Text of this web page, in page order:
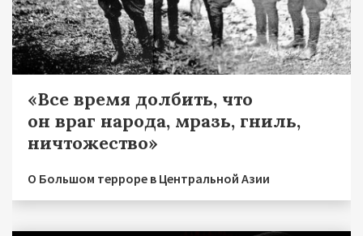
«Все время долбить, что
он враг народа, мразь, гниль,
ничтожество»
О Большом терроре в Центральной Азии